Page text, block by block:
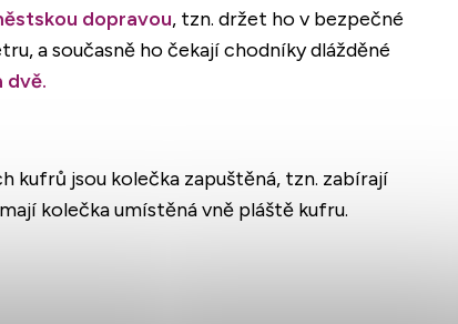
dopravou, tzn. držet ho v bezpečné
a současně ho čekají chodníky dlážděné
dvě.
kufrů jsou kolečka zapuštěná, tzn. zabírají
kolečka umístěná vně pláště kufru.